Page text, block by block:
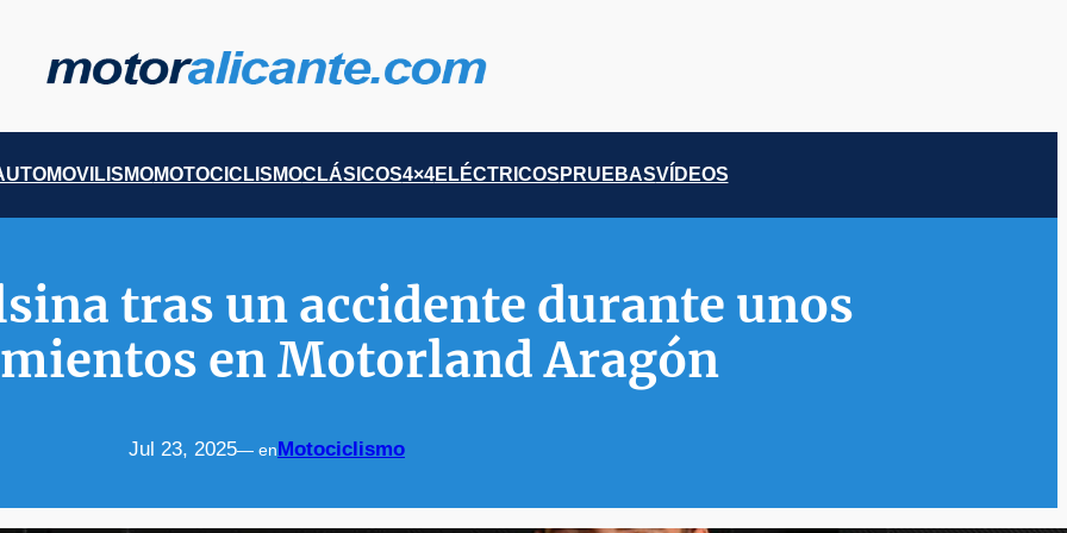
MOTOCICLISMOCLÁSICOS4×4ELÉCTRICOS PRUEBASVÍDEOS
tras un accidente durante unos
en Motorland Aragón
Jul 23, 2025— enMotociclismo